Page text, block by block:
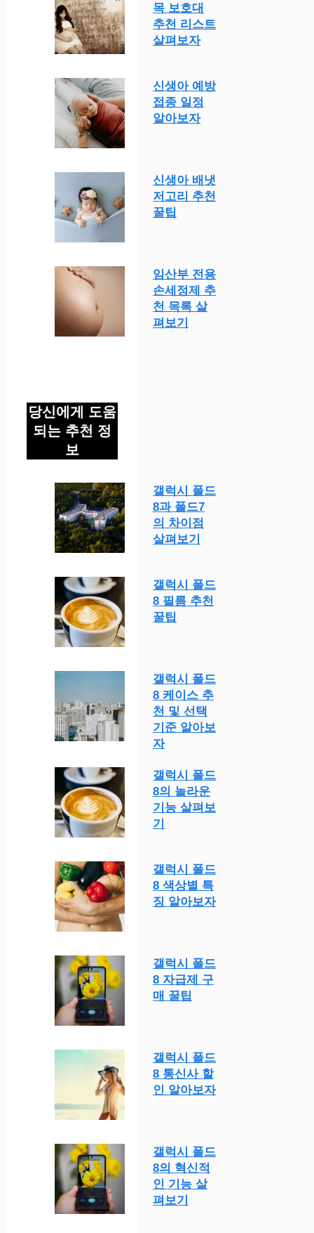
목 보호대
추천 리스트
살펴보자
신생아 예방
접종 일정
알아보자
신생아 배냇
저고리 추천
꿀팁
임산부 전용
손세정제 추
천 목록 살
펴보기
당신에게 도움
되는 추천 정
보
갤럭시 폴드
8과 폴드7
의 차이점
살펴보기
갤럭시 폴드
8 필름 추천
꿀팁
갤럭시 폴드
8 케이스 추
천 및 선택
기준 알아보
자
갤럭시 폴드
8의 놀라운
기능 살펴보
기
갤럭시 폴드
8 색상별 특
징 알아보자
갤럭시 폴드
8 자급제 구
매 꿀팁
갤럭시 폴드
8 통신사 할
인 알아보자
갤럭시 폴드
8의 혁신적
인 기능 살
펴보기